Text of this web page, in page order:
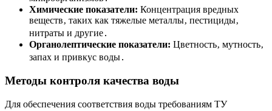
Химические показатели: Концентрация вредных
веществ‚ таких как тяжелые металлы‚ пестициды‚
нитраты и другие․
Органолептические показатели: Цветность‚ мутность‚
запах и привкус воды․
Методы контроля качества воды
Для обеспечения соответствия воды требованиям ТУ